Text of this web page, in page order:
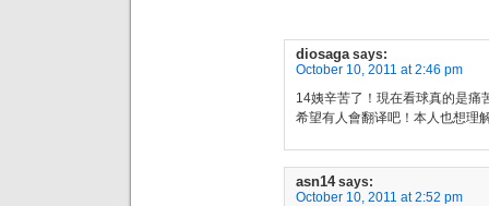
diosaga says:
October 10, 2011 at 2:46 pm
14姨辛苦了！現在看球真的是
希望有人會翻译吧！本人也想理
asn14 says:
October 10, 2011 at 2:52 pm